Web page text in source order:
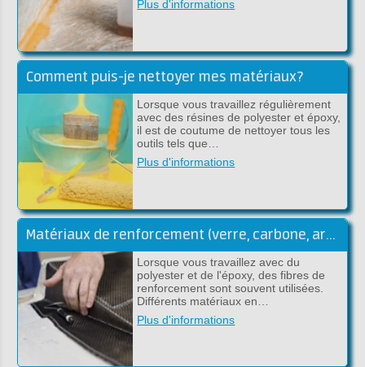
Plus d'informations
Comment puis-je nettoyer mes matériaux?
Lorsque vous travaillez régulièrement
avec des résines de polyester et époxy,
il est de coutume de nettoyer tous les
outils tels que…
Plus d'informations
Matériaux de renforcement (verre, carbone, aramide)
Lorsque vous travaillez avec du
polyester et de l'époxy, des fibres de
renforcement sont souvent utilisées.
Différents matériaux en…
Plus d'informations